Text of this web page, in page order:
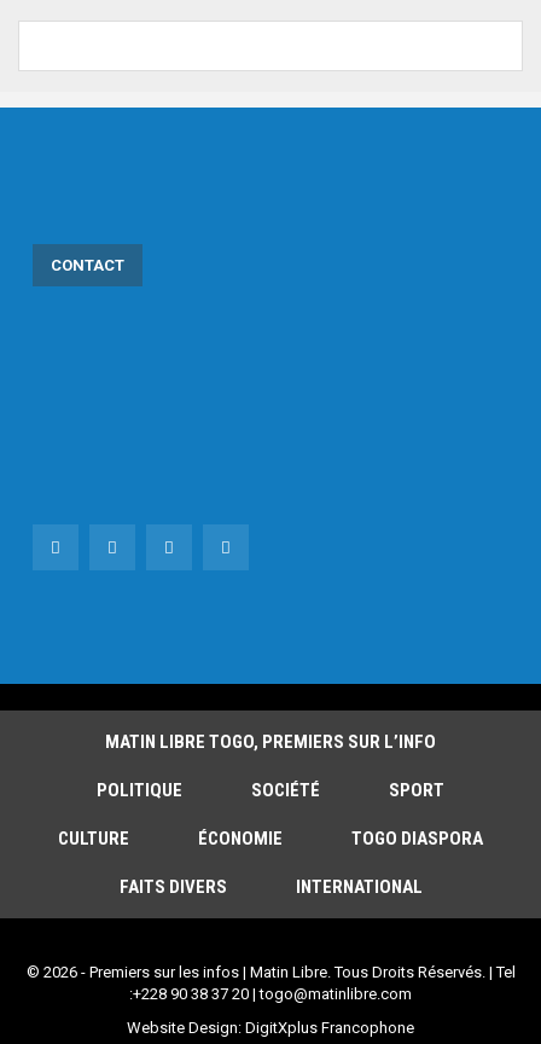
CONTACT
MATIN LIBRE TOGO, PREMIERS SUR L’INFO
POLITIQUE SOCIÉTÉ SPORT
CULTURE ÉCONOMIE TOGO DIASPORA
FAITS DIVERS INTERNATIONAL
© 2026 - Premiers sur les infos | Matin Libre. Tous Droits Réservés. | Tel
:+228 90 38 37 20 | togo@matinlibre.com
Website Design: DigitXplus Francophone